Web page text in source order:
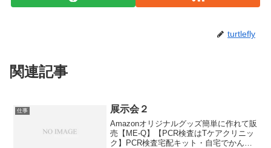
turtlefly
関連記事
仕事 展示会２
Amazonオリジナルグッズ簡単に作れて販
売【ME-Q】【PCR検査はTケアクリニッ
ク】PCR検査宅配キット・自宅でかんた